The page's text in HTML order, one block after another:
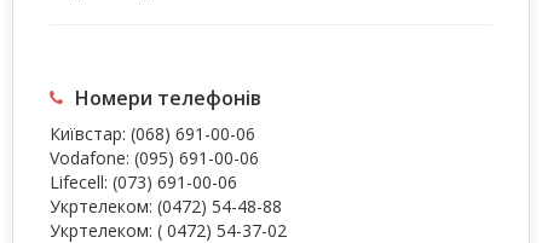
Номери телефонів
Київстар: (068) 691-00-06
Vodafone: (095) 691-00-06
Lifecell: (073) 691-00-06
Укртелеком: (0472) 54-48-88
Укртелеком: ( 0472) 54-37-02